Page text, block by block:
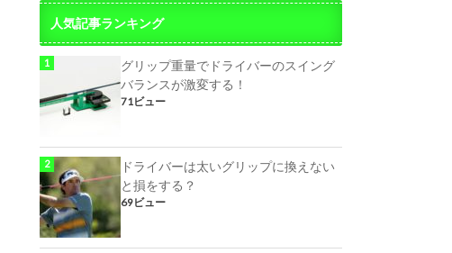
人気記事ランキング
グリップ重量でドライバーのスイング
バランスが激変する！
71ビュー
ドライバーは太いグリップに換えない
と損をする？
69ビュー